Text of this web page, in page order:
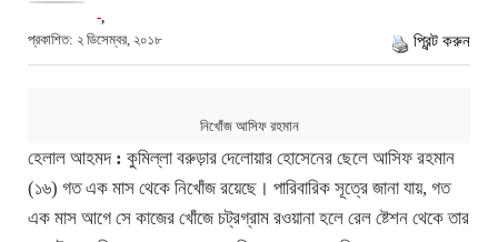
-,
প্রকাশিত: ২ ডিসেম্বর, ২০১৮
প্রিন্ট করুন
নিখোঁজ আসিফ রহমান
হেলাল আহমদ: কুমিল্লা বরুড়ার দেলোয়ার হোসেনের ছেলে আসিফ রহমান
(১৬) গত এক মাস থেকে নিখোঁজ রয়েছে। পারিবারিক সূত্রে জানা যায়, গত
এক মাস আগে সে কাজের খোঁজে চট্রগ্রাম রওয়ানা হলে রেল ষ্টেশন থেকে তার